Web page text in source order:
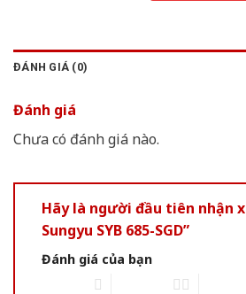
ĐÁNH GIÁ (0)
Đánh giá
Chưa có đánh giá nào.
Hãy là người đầu tiên nhận
Sungyu SYB 685-SGD”
Đánh giá của bạn